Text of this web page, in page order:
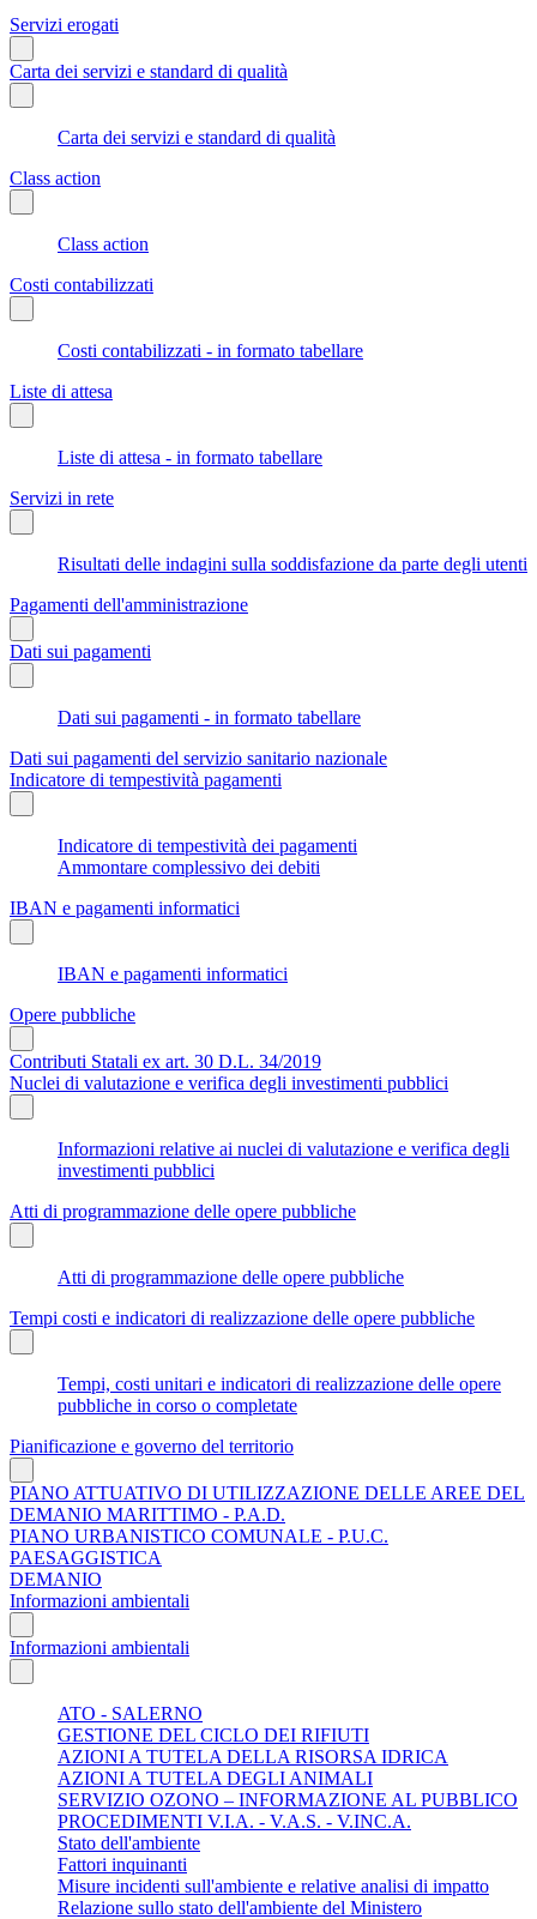
Servizi erogati
Carta dei servizi e standard di qualità
Carta dei servizi e standard di qualità
Class action
Class action
Costi contabilizzati
Costi contabilizzati - in formato tabellare
Liste di attesa
Liste di attesa - in formato tabellare
Servizi in rete
Risultati delle indagini sulla soddisfazione da parte degli utenti
Pagamenti dell'amministrazione
Dati sui pagamenti
Dati sui pagamenti - in formato tabellare
Dati sui pagamenti del servizio sanitario nazionale
Indicatore di tempestività pagamenti
Indicatore di tempestività dei pagamenti
Ammontare complessivo dei debiti
IBAN e pagamenti informatici
IBAN e pagamenti informatici
Opere pubbliche
Contributi Statali ex art. 30 D.L. 34/2019
Nuclei di valutazione e verifica degli investimenti pubblici
Informazioni relative ai nuclei di valutazione e verifica degli
investimenti pubblici
Atti di programmazione delle opere pubbliche
Atti di programmazione delle opere pubbliche
Tempi costi e indicatori di realizzazione delle opere pubbliche
Tempi, costi unitari e indicatori di realizzazione delle opere
pubbliche in corso o completate
Pianificazione e governo del territorio
PIANO ATTUATIVO DI UTILIZZAZIONE DELLE AREE DEL
DEMANIO MARITTIMO - P.A.D.
PIANO URBANISTICO COMUNALE - P.U.C.
PAESAGGISTICA
DEMANIO
Informazioni ambientali
Informazioni ambientali
ATO - SALERNO
GESTIONE DEL CICLO DEI RIFIUTI
AZIONI A TUTELA DELLA RISORSA IDRICA
AZIONI A TUTELA DEGLI ANIMALI
SERVIZIO OZONO – INFORMAZIONE AL PUBBLICO
PROCEDIMENTI V.I.A. - V.A.S. - V.INC.A.
Stato dell'ambiente
Fattori inquinanti
Misure incidenti sull'ambiente e relative analisi di impatto
Relazione sullo stato dell'ambiente del Ministero